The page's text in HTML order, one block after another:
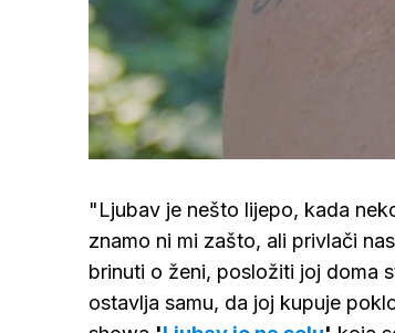
Upali
zvuk
/
"Ljubav je nešto lijepo, kada
znamo ni mi zašto, ali privlači
brinuti o ženi, posložiti joj doma
ostavlja samu, da joj kupuje